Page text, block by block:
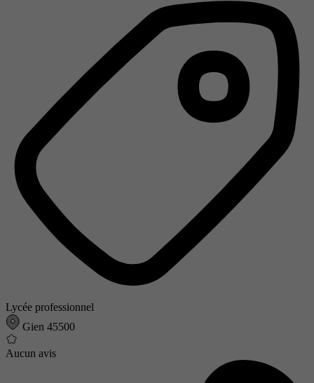
Lycée professionnel
Gien 45500
Aucun avis